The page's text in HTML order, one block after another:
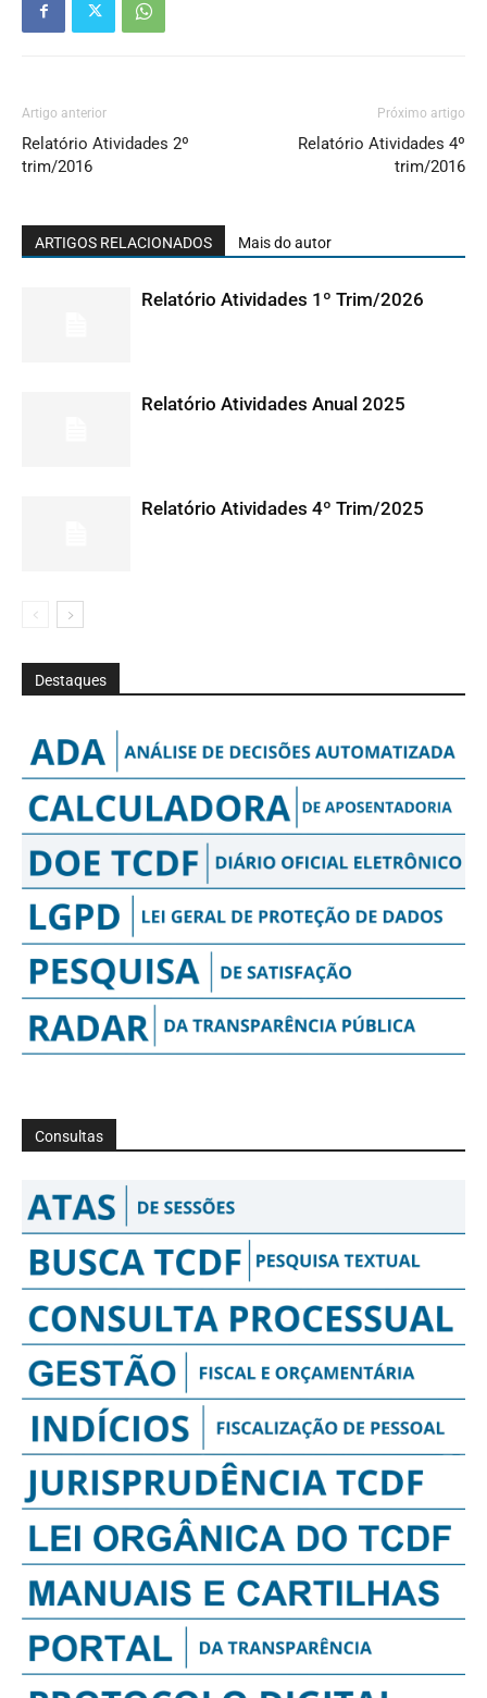
Artigo anterior
Relatório Atividades 2º
trim/2016
Próximo artigo
Relatório Atividades 4º
trim/2016
ARTIGOS RELACIONADOS Mais do autor
Relatório Atividades 1º Trim/2026
Relatório Atividades Anual 2025
Relatório Atividades 4º Trim/2025
Destaques
Consultas